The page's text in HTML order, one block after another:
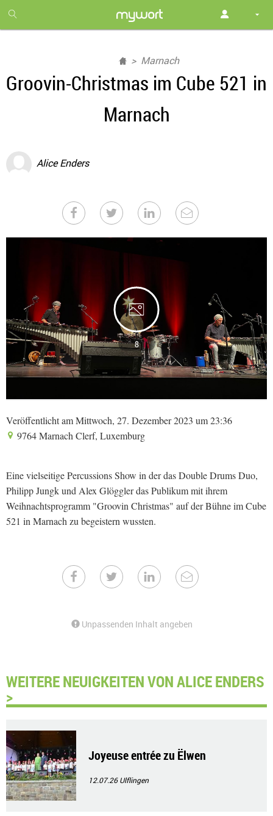
month
free
Marnach
Groovin-Christmas im Cube 521 in
Marnach
Alice Enders
8
Veröffentlicht am Mittwoch, 27. Dezember 2023 um 23:36
9764 Marnach Clerf, Luxemburg
Eine vielseitige Percussions Show in der das Double Drums Duo,
Philipp Jungk und Alex Glöggler das Publikum mit ihrem
Weihnachtsprogramm "Groovin Christmas" auf der Bühne im Cube
521 in Marnach zu begeistern wussten.
Unpassenden Inhalt angeben
WEITERE NEUIGKEITEN VON ALICE ENDERS
>
Joyeuse entrée zu Ëlwen
12.07.26Ulflingen